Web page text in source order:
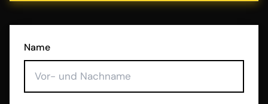
Name